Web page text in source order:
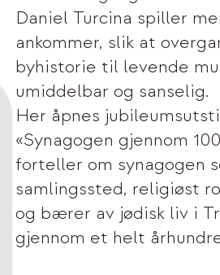
Daniel Turcina spiller
ankommer, slik at
byhistorie til levende
umiddelbar og sanselig.
Her åpnes
«Synagogen gjennom
forteller om synagogen
samlingssted, religiøst
og bærer av jødisk liv i
gjennom et helt